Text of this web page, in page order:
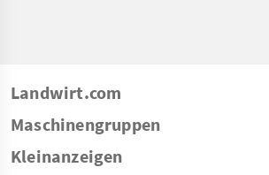
Landwirt.com
Maschinengruppen
Kleinanzeigen